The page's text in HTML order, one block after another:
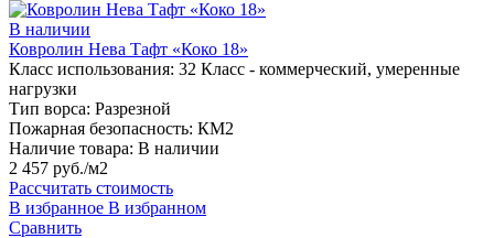
В наличии
Ковролин Нева Тафт «Коко 18»
Класс использования: 32 Класс - коммерческий, умеренные
нагрузки
Тип ворса: Разрезной
Пожарная безопасность: КМ2
Наличие товара: В наличии
2 457 руб./м2
Рассчитать стоимость
В избранное В избранном
Сравнить